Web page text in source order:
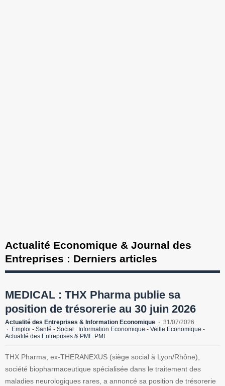
Actualité Economique & Journal des
Entreprises : Derniers articles
MEDICAL : THX Pharma publie sa
position de trésorerie au 30 juin 2026
Actualité des Entreprises & Information Economique
31/07/2026
Emploi - Santé - Social : Information Economique - Veille Economique -
Actualité des Entreprises & PME PMI
THX Pharma, ex-THERANEXUS (siège social à Lyon/Rhône),
société biopharmaceutique spécialisée dans le traitement des
maladies neurologiques rares, a annoncé sa position de trésorerie